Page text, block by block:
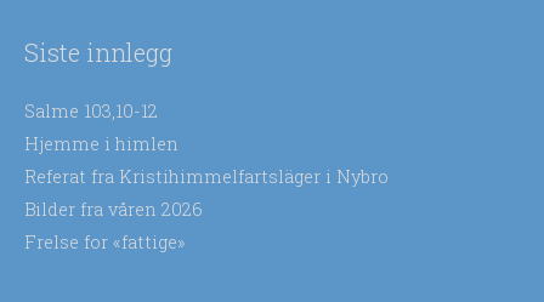
Siste innlegg
Salme 103,10-12
Hjemme i himlen
Referat fra Kristihimmelfartsläger i Nybro
Bilder fra våren 2026
Frelse for «fattige»